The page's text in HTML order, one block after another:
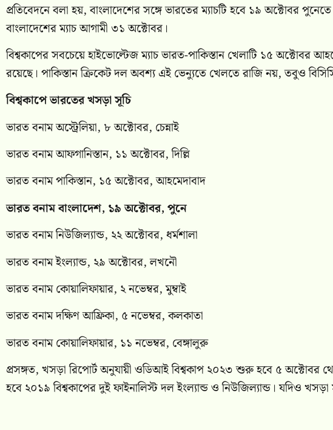
প্রতিবেদনে বলা হয়, বাংলাদেশের সঙ্গে ভারতের ম্যাচটি হবে ১৯ অক্টোবর
বাংলাদেশের ম্যাচ আগামী ৩১ অক্টোবর।
বিশ্বকাপের সবচেয়ে হাইভোল্টেজ ম্যাচ ভারত-পাকিস্তান খেলাটি ১৫ অক্টোবর
রয়েছে। পাকিস্তান ক্রিকেট দল অবশ্য এই ভেন্যুতে খেলতে রাজি নয়, তবুও
বিশ্বকাপে ভারতের খসড়া সূচি
ভারত বনাম অস্ট্রেলিয়া, ৮ অক্টোবর, চেন্নাই
ভারত বনাম আফগানিস্তান, ১১ অক্টোবর, দিল্লি
ভারত বনাম পাকিস্তান, ১৫ অক্টোবর, আহমেদাবাদ
ভারত বনাম বাংলাদেশ, ১৯ অক্টোবর, পুনে
ভারত বনাম নিউজিল্যান্ড, ২২ অক্টোবর, ধর্মশালা
ভারত বনাম ইংল্যান্ড, ২৯ অক্টোবর, লখনৌ
ভারত বনাম কোয়ালিফায়ার, ২ নভেম্বর, মুম্বাই
ভারত বনাম দক্ষিণ আফ্রিকা, ৫ নভেম্বর, কলকাতা
ভারত বনাম কোয়ালিফায়ার, ১১ নভেম্বর, বেঙ্গালুরু
প্রসঙ্গত, খসড়া রিপোর্ট অনুযায়ী ওডিআই বিশ্বকাপ ২০২৩ শুরু হবে ৫ অক্টোবর
হবে ২০১৯ বিশ্বকাপের দুই ফাইনালিস্ট দল ইংল্যান্ড ও নিউজিল্যান্ড। যদিও